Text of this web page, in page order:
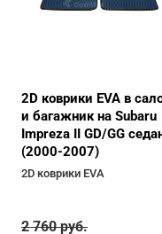
2D коврики EVA в
и багажник на Subaru
Impreza II GD/GG
(2000-2007)
2D коврики EVA
2 760руб.